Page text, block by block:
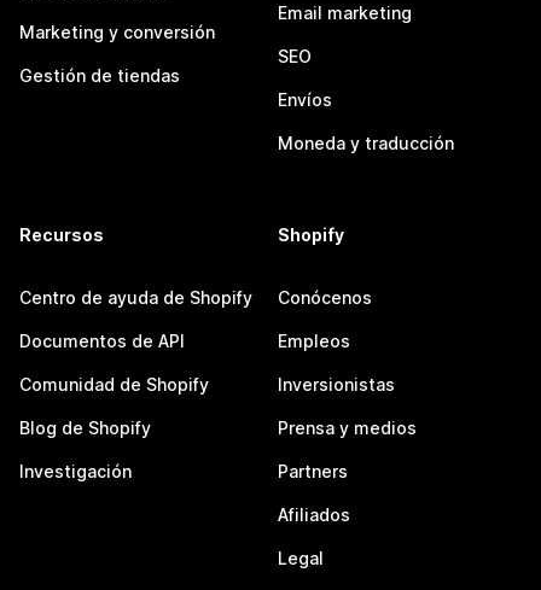
Marketing y conversión
Gestión de tiendas
Email marketing
SEO
Envíos
Moneda y traducción
Recursos
Centro de ayuda de Shopify
Documentos de API
Comunidad de Shopify
Blog de Shopify
Investigación
Shopify
Conócenos
Empleos
Inversionistas
Prensa y medios
Partners
Afiliados
Legal